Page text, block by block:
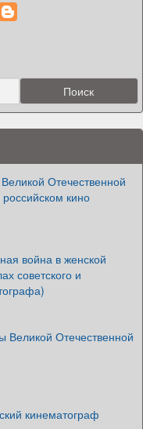
Отечественной
кино
война в женской
советского и
Великой Отечественной
кинематограф